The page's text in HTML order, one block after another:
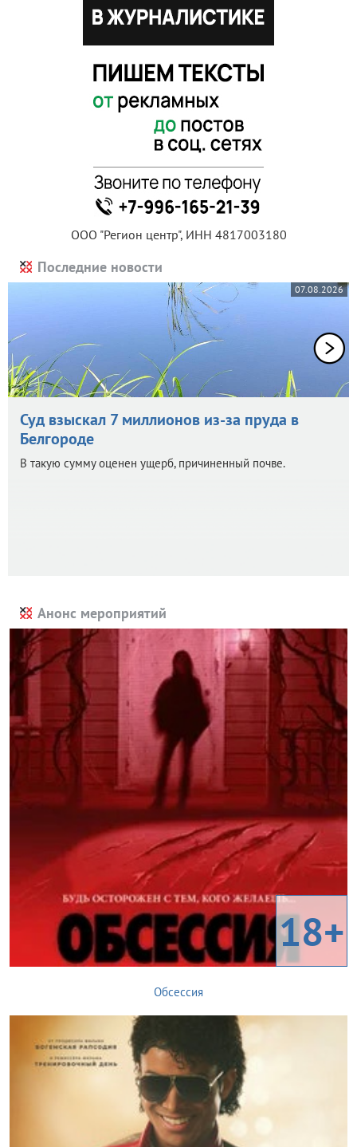
ООО "Регион центр", ИНН 4817003180
Последние новости
07.08.2026
Суд взыскал 7 миллионов из-за пруда в
Белгороде
В такую сумму оценен ущерб, причиненный почве.
Анонс мероприятий
18+
Обсессия